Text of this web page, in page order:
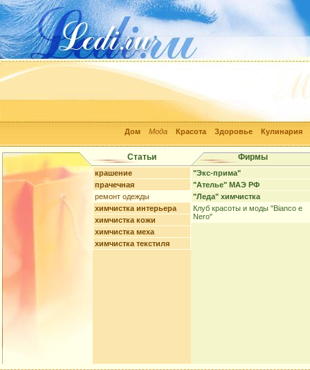
Дом Мода Красота Здоровье Кулинария
Статьи Фирмы
крашение
прачечная
ремонт одежды
химчистка интерьера
химчистка кожи
химчистка меха
химчистка текстиля
"Экс-прима"
"Ателье" МАЭ РФ
"Леда" химчистка
Клуб красоты и моды "Bianco е
Nero"